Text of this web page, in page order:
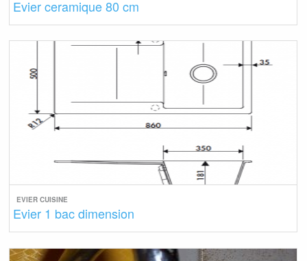
Evier ceramique 80 cm
EVIER CUISINE
Evier 1 bac dimension